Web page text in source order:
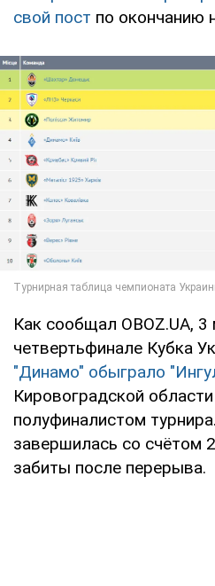
свой пост по окончанию
Как сообщал OBOZ.UA, 3
четвертьфинале Кубка
"Динамо" обыграло
Кировоградской
полуфиналистом
завершилась со счётом
забиты после перерыва.